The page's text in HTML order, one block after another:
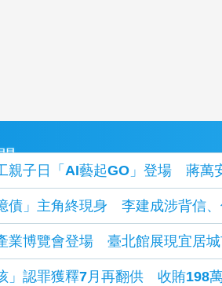
親子日「AI藝起GO」登場 蔣萬
債」主角終現身 李建成涉背信
業博覽會登場 臺北館展現宜居
」認罪獲釋7月再翻供 收賄198